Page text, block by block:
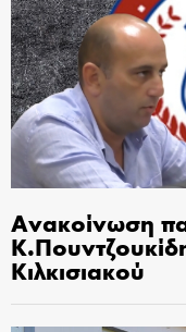
Ανακοίνωση
Κιλκισιακού